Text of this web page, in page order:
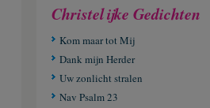
Christelijke Gedichten
Kom maar tot Mij
Dank mijn Herder
Uw zonlicht stralen
Nav Psalm 23